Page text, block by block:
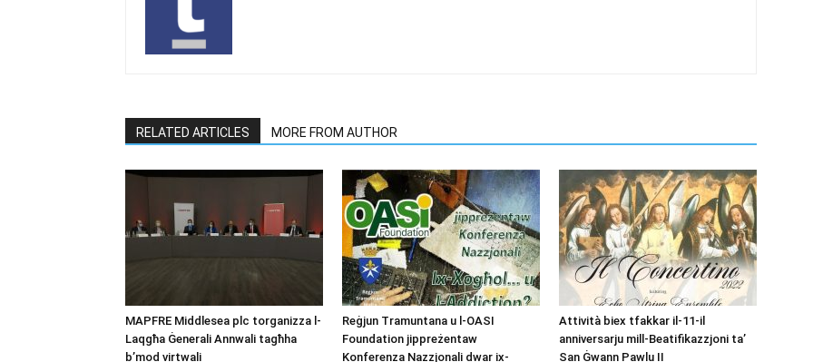
RELATED ARTICLES MORE FROM AUTHOR
MAPFRE Middlesea plc torganizza l-
Laqgħa Ġenerali Annwali tagħha
b’mod virtwali
Reġjun Tramuntana u l-OASI
Foundation jippreżentaw
Konferenza Nazzjonali dwar ix-
Attività biex tfakkar il-11-il
anniversarju mill-Beatifikazzjoni ta’
San Ġwann Pawlu II